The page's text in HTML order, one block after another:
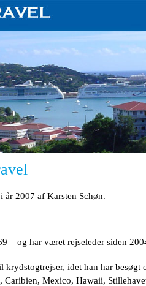
år 2007 af Karsten Schøn.
– og har været rejseleder siden
krydstogtrejser, idet han har
Caribien, Mexico, Hawaii,